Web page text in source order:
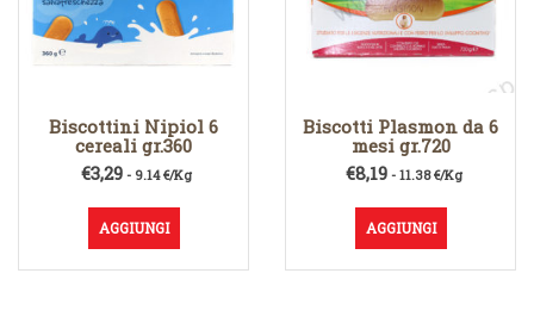
Biscottini Nipiol 6
cereali gr.360
€3,29 - 9.14 €/Kg
AGGIUNGI
Biscotti Plasmon da 6
mesi gr.720
€8,19- 11.38 €/Kg
AGGIUNGI